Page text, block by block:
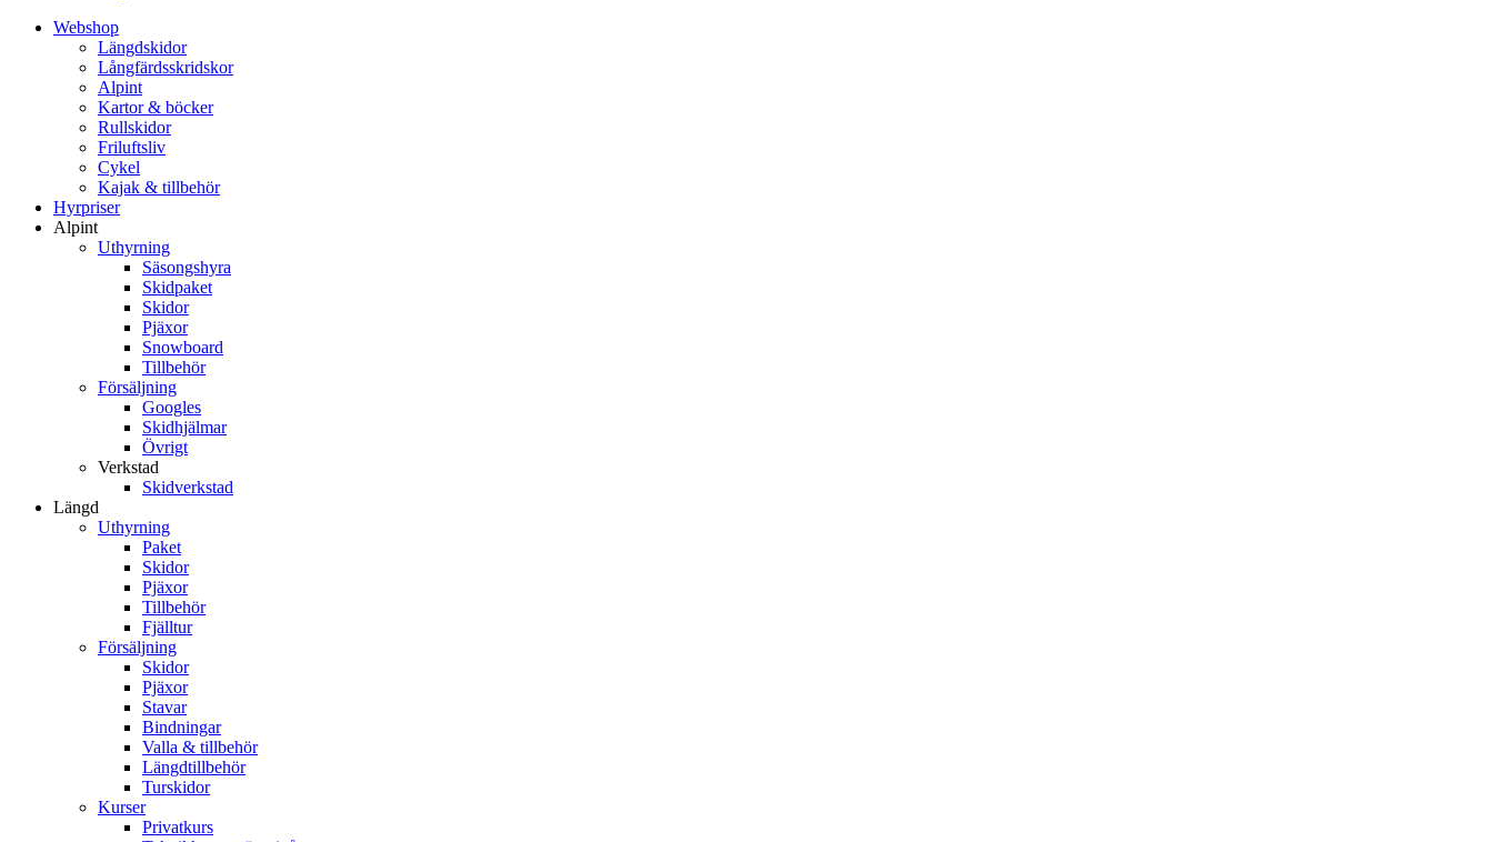
Webshop
Längdskidor
Långfärdsskridskor
Alpint
Kartor & böcker
Rullskidor
Friluftsliv
Cykel
Kajak & tillbehör
Hyrpriser
Alpint
Uthyrning
Säsongshyra
Skidpaket
Skidor
Pjäxor
Snowboard
Tillbehör
Försäljning
Googles
Skidhjälmar
Övrigt
Verkstad
Skidverkstad
Längd
Uthyrning
Paket
Skidor
Pjäxor
Tillbehör
Fjälltur
Försäljning
Skidor
Pjäxor
Stavar
Bindningar
Valla & tillbehör
Längdtillbehör
Turskidor
Kurser
Privatkurs